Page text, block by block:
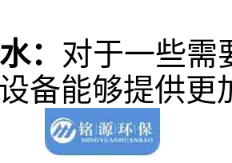
： 对于一些需
备能够提供